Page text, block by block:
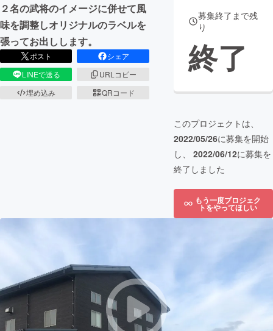
CAMPFIREふるさと納税machi-ya
２名の武将のイメージに併せて風
味を調整しオリジナルのラベルを
張ってお出しします。
ポスト
シェア
LINEで送る
URLコピー
埋め込み
QRコード
募集終了まで残
り
終了
このプロジェクトは、
2022/05/26に募集を開始
し、 2022/06/12に募集を
終了しました
もう一度プロジェク
トをやってほしい